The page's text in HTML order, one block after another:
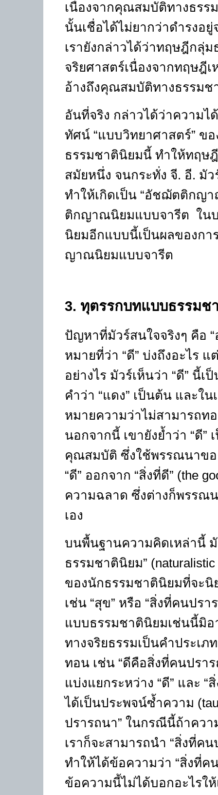
เนื่องจากคุณสมบัติทางธร
นั้นเชื่อได้ไม่ยากว่าดำรงอ
เรายังกล่าวได้ว่าทฤษฎีกลุ่
จริยศาสตร์เนื่องจากทฤษฎี
อ้างถึงคุณสมบัติทางธรรมช
อันที่จริง กล่าวได้ว่าความไ
ทัศน์ “แบบวิทยาศาสตร์” ข
ธรรมชาตินิยมนี้ ทำให้ทฤษ
สมัยหนึ่ง จนกระทั่ง จี. อี. มัว
ทำให้เกิดเป็น “อัชฌัตติกญ
ติกญาณนิยมแบบจารีต ใน
นิยมอีกแบบนี้เป็นผลของก
ญาณนิยมแบบจารีต
3. ทุตรรกบทแบบธรรมช
ปัญหาที่มัวร์สนใจจริงๆ คือ “
หมายที่ว่า “ดี” บ่งถึงอะไร
อย่างไร มัวร์เห็นว่า “ดี” นี้เ
คำว่า “แดง” เป็นต้น และใน
หมายความว่าไม่สามารถท
นอกจากนี้ เขายังย้ำว่า “ดี”
คุณสมบัติ ซึ่งใช้พรรณนาขอ
“ดี” ออกจาก “สิ่งที่ดี” (the
ความฉลาด ซึ่งต่างก็พรรณ
เอง
บนพื้นฐานความคิดเหล่านี้
ธรรมชาตินิยม”
ของนักธรรมชาตินิยมที่จะ
เช่น “สุข” หรือ “สิ่งที่คนปรา
แบบธรรมชาตินิยมเช่นนี้มิอ
ทางจริยธรรมเป็นคำประเ
ทอน เช่น “ดีคือสิ่งที่คนปรา
แบ่งแยกระหว่าง “ดี” และ “
ได้เป็นประพจน์ซ้ำความ (
ปรารถนา” ในกรณีนี้ถ้าควา
เราก็จะสามารถนำ “สิ่งที่คน
ทำให้ได้ข้อความว่า “สิ่งที่ค
ข้อความนี้ไม่ได้บอกอะไรใ